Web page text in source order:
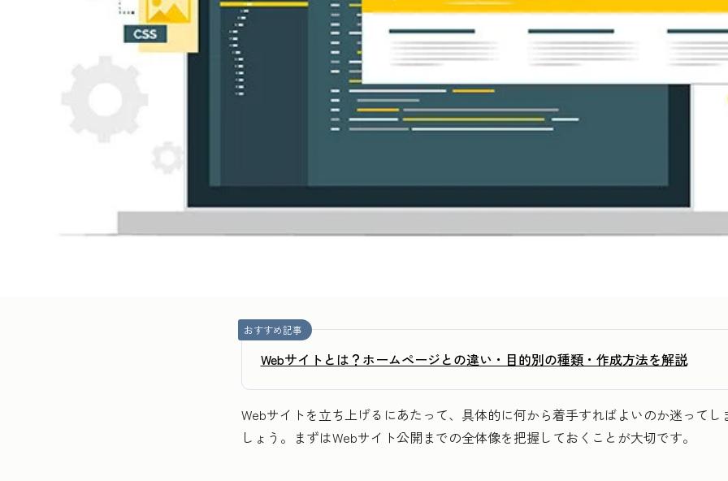
おすすめ記事
Webサイトとは？ホームページとの違い・目的別の種類・作成方法を解説
Webサイトを立ち上げるにあたって、具体的に何から着手すればよいのか迷ってし
しょう。まずはWebサイト公開までの全体像を把握しておくことが大切です。